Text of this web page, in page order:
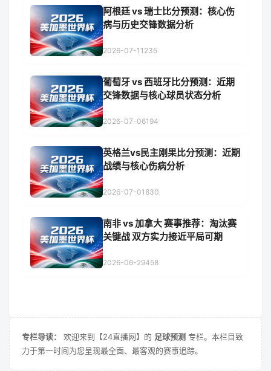
阿根廷 vs 瑞士比分预测：核心伤
病与历史交锋数据分析
2026-07-11 235
葡萄牙 vs 西班牙比分预测：近期
交锋数据与核心球员状态分析
2026-07-06194
英格兰vs民主刚果比分预测：近期
战绩与核心伤病分析
2026-07-01 830
南非 vs 加拿大 赛事推荐：淘汰赛
关键战 双方实力接近平局可期
2026-06-29458
专栏导读： 欢迎来到【24直播网】的 足球预测 专栏。本栏目致
力于第一时间为您呈现最全面、最客观的赛事追踪。